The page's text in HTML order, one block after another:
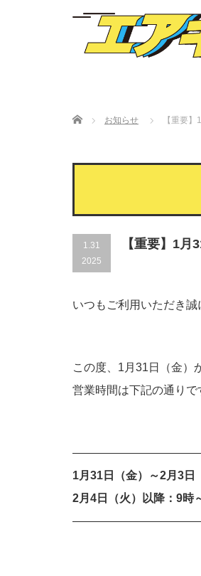
Home お知らせ 【重要
1.31
2025
【重要】1
いつもご利用いただき誠
この度、1月31日（金）
営業時間は下記の通りで
1月31日（金）～2月3日
2月4日（火）以降：9時